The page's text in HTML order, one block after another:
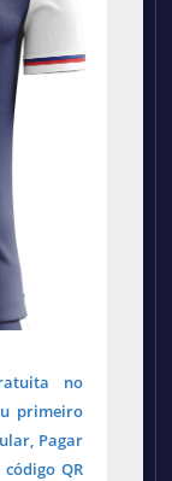
no
primeiro
Pagar
QR